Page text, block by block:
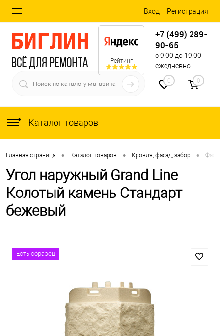
Вход Регистрация
Рейтинг
+7 (499) 289-
90-65
с 9:00 до 19:00
ежедневно
0 0
Каталог товаров
Главная страница • Каталог товаров • Кровля, фасад, забор •
Угол наружный Grand Line
Колотый камень Стандарт
бежевый
Есть образец